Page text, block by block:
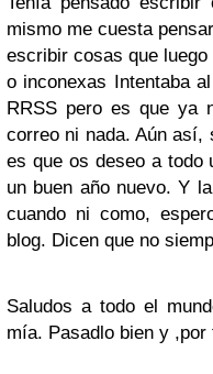
mismo me cuesta
escribir cosas que
o inconexas Intentaba
RRSS pero es que ya
correo ni nada. Aún así,
es que os deseo a todo
un buen año nuevo. Y
cuando ni como,
blog. Dicen que no
Saludos a todo el
mía. Pasadlo bien y ,por